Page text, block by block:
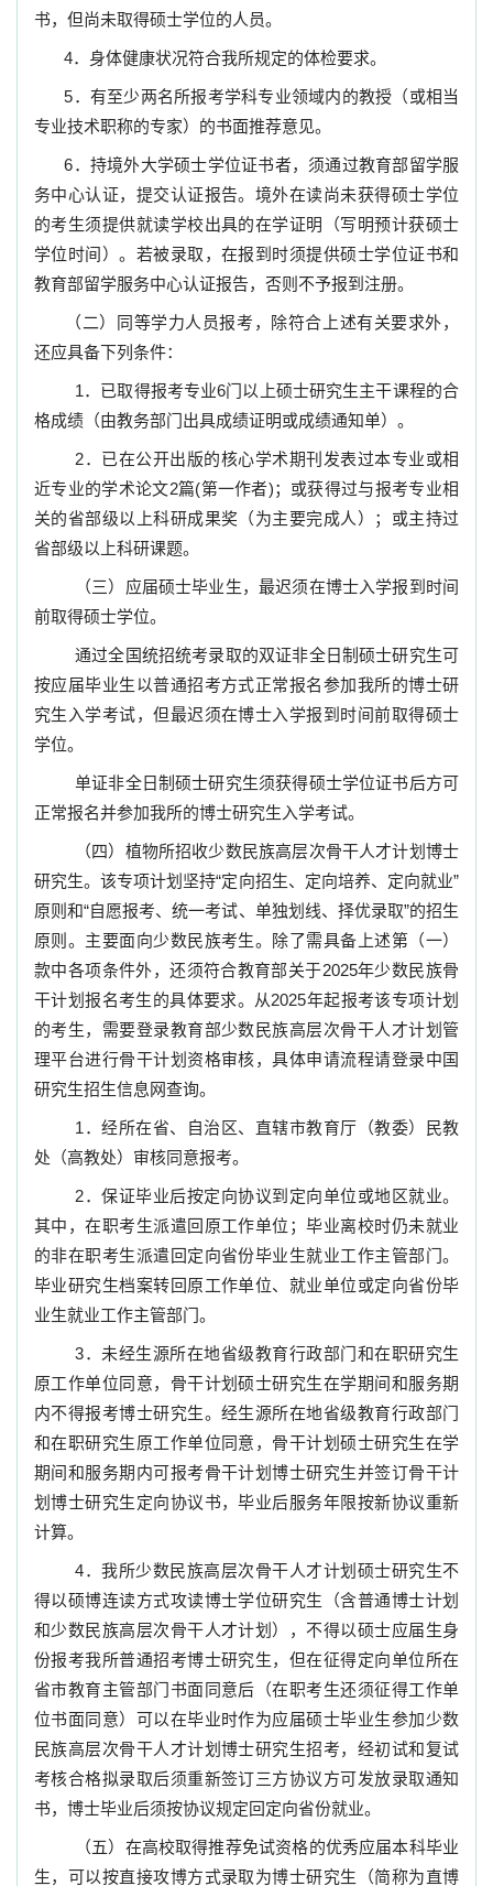
书，但尚未取得硕士学位的人员。
4．身体健康状况符合我所规定的体检要求。
5．有至少两名所报考学科专业领域内的教授（或相当
专业技术职称的专家）的书面推荐意见。
6．持境外大学硕士学位证书者，须通过教育部留学服
务中心认证，提交认证报告。境外在读尚未获得硕士学位
的考生须提供就读学校出具的在学证明（写明预计获硕士
学位时间）。若被录取，在报到时须提供硕士学位证书和
教育部留学服务中心认证报告，否则不予报到注册。
（二）同等学力人员报考，除符合上述有关要求外，
还应具备下列条件：
1．已取得报考专业6门以上硕士研究生主干课程的合
格成绩（由教务部门出具成绩证明或成绩通知单）。
2．已在公开出版的核心学术期刊发表过本专业或相
近专业的学术论文2篇(第一作者)；或获得过与报考专业相
关的省部级以上科研成果奖（为主要完成人）；或主持过
省部级以上科研课题。
（三）应届硕士毕业生，最迟须在博士入学报到时间
前取得硕士学位。
通过全国统招统考录取的双证非全日制硕士研究生可
按应届毕业生以普通招考方式正常报名参加我所的博士研
究生入学考试，但最迟须在博士入学报到时间前取得硕士
学位。
单证非全日制硕士研究生须获得硕士学位证书后方可
正常报名并参加我所的博士研究生入学考试。
（四）植物所招收少数民族高层次骨干人才计划博士
研究生。该专项计划坚持“定向招生、定向培养、定向就业”
原则和“自愿报考、统一考试、单独划线、择优录取”的招生
原则。主要面向少数民族考生。除了需具备上述第（一）
款中各项条件外，还须符合教育部关于2025年少数民族骨
干计划报名考生的具体要求。从2025年起报考该专项计划
的考生，需要登录教育部少数民族高层次骨干人才计划管
理平台进行骨干计划资格审核，具体申请流程请登录中国
研究生招生信息网查询。
1 ．经所在省、自治区、直辖市教育厅（教委）民教
处（高教处）审核同意报考。
2．保证毕业后按定向协议到定向单位或地区就业。
其中，在职考生派遣回原工作单位；毕业离校时仍未就业
的非在职考生派遣回定向省份毕业生就业工作主管部门。
毕业研究生档案转回原工作单位、就业单位或定向省份毕
业生就业工作主管部门。
3．未经生源所在地省级教育行政部门和在职研究生
原工作单位同意，骨干计划硕士研究生在学期间和服务期
内不得报考博士研究生。经生源所在地省级教育行政部门
和在职研究生原工作单位同意，骨干计划硕士研究生在学
期间和服务期内可报考骨干计划博士研究生并签订骨干计
划博士研究生定向协议书，毕业后服务年限按新协议重新
计算。
4．我所少数民族高层次骨干人才计划硕士研究生不
得以硕博连读方式攻读博士学位研究生（含普通博士计划
和少数民族高层次骨干人才计划），不得以硕士应届生身
份报考我所普通招考博士研究生，但在征得定向单位所在
省市教育主管部门书面同意后（在职考生还须征得工作单
位书面同意）可以在毕业时作为应届硕士毕业生参加少数
民族高层次骨干人才计划博士研究生招考，经初试和复试
考核合格拟录取后须重新签订三方协议方可发放录取通知
书，博士毕业后须按协议规定回定向省份就业。
（五）在高校取得推荐免试资格的优秀应届本科毕业
生，可以按直接攻博方式录取为博士研究生（简称为直博